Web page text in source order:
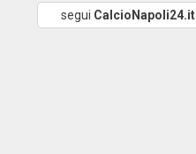
segui CalcioNapoli24.it